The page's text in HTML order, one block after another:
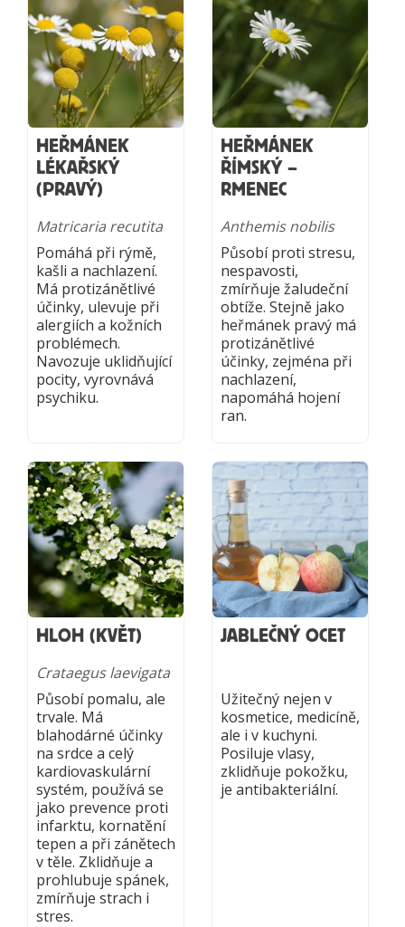
HEŘMÁNEK
LÉKAŘSKÝ
(PRAVÝ)
Matricaria recutita
Pomáhá při rýmě,
kašli a nachlazení.
Má protizánětlivé
účinky, ulevuje při
alergiích a kožních
problémech.
Navozuje uklidňující
pocity, vyrovnává
psychiku.
HEŘMÁNEK
ŘÍMSKÝ –
RMENEC
Anthemis nobilis
Působí proti stresu,
nespavosti,
zmírňuje žaludeční
obtíže. Stejně jako
heřmánek pravý má
protizánětlivé
účinky, zejména při
nachlazení,
napomáhá hojení
ran.
HLOH (KVĚT)
Crataegus laevigata
Působí pomalu, ale
trvale. Má
blahodárné účinky
na srdce a celý
kardiovaskulární
systém, používá se
jako prevence proti
infarktu, kornatění
tepen a při zánětech
v těle. Zklidňuje a
prohlubuje spánek,
zmírňuje strach i
stres.
JABLEČNÝ OCET
Užitečný nejen v
kosmetice, medicíně,
ale i v kuchyni.
Posiluje vlasy,
zklidňuje pokožku,
je antibakteriální.